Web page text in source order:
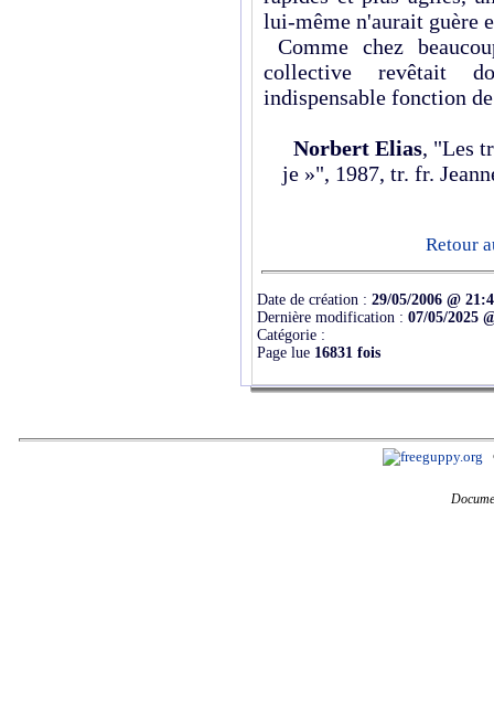
lui-même n'aurait guère
Comme chez
collective revêtait
indispensable fonction
Norbert Elias, "Les
je »", 1987, tr. fr.
Retour
Date de création : 29/05/2006 @
Dernière modification : 07/05/2025
Catégorie :
Page lue 16831 fois